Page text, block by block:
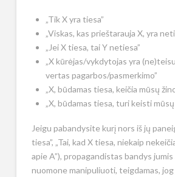
„Tik X yra tiesa”
„Viskas, kas prieštarauja X, yra
„Jei X tiesa, tai Y netiesa”
„X kūrėjas/vykdytojas yra
vertas pagarbos/pasmerkimo”
„X, būdamas tiesa, keičia mūsų
„X, būdamas tiesa, turi keisti
Jeigu pabandysite kurį nors iš jų
tiesa”, „Tai, kad X tiesa, niekaip
apie A”), propagandistas bandys jumis
nuomone manipuliuoti, teigdamas,